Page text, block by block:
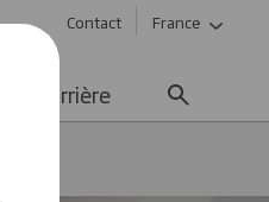
Contact France
Carrière